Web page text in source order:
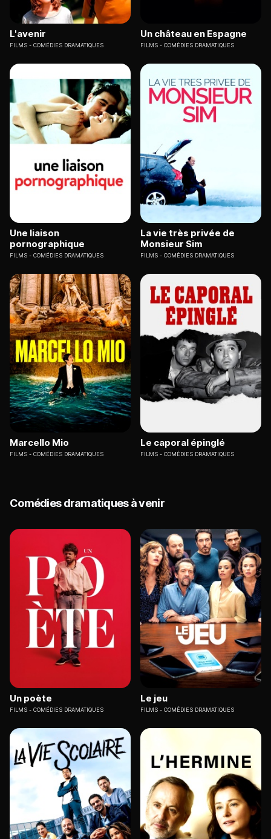
L'avenir
FILMS COMÉDIES DRAMATIQUES
Un château en Espagne
FILMS COMÉDIES DRAMATIQUES
Une liaison
pornographique
FILMS COMÉDIES DRAMATIQUES
La vie très privée de
Monsieur Sim
FILMS COMÉDIES DRAMATIQUES
Marcello Mio
FILMS COMÉDIES DRAMATIQUES
Le caporal épinglé
FILMS COMÉDIES DRAMATIQUES
Comédies dramatiques à venir
Un poète
FILMS COMÉDIES DRAMATIQUES
Le jeu
FILMS COMÉDIES DRAMATIQUES